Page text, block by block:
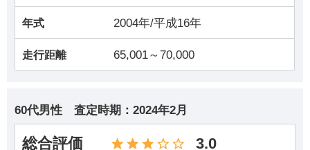
年式 2004年/平成16年
走行距離 65,001～70,000
60代男性 査定時期： 2024年2月
総合評価 3.0